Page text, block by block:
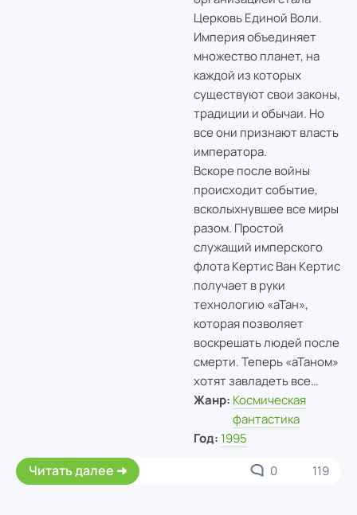
Церковь Единой Воли.
Империя объединяет
множество планет, на
каждой из которых
существуют свои законы,
традиции и обычаи. Но
все они признают власть
императора.
Вскоре после войны
происходит событие,
всколыхнувшее все миры
разом. Простой
служащий имперского
флота Кертис Ван Кертис
получает в руки
технологию «аТан»,
которая позволяет
воскрешать людей после
смерти. Теперь «аТаном»
хотят завладеть все…
Жанр: Космическая
фантастика
Год: 1995
Читать далее 0 119